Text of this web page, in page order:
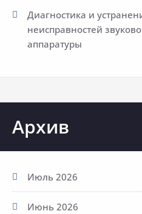
Диагностика и
неисправностей
аппаратуры
Архив
Июль 2026
Июнь 2026